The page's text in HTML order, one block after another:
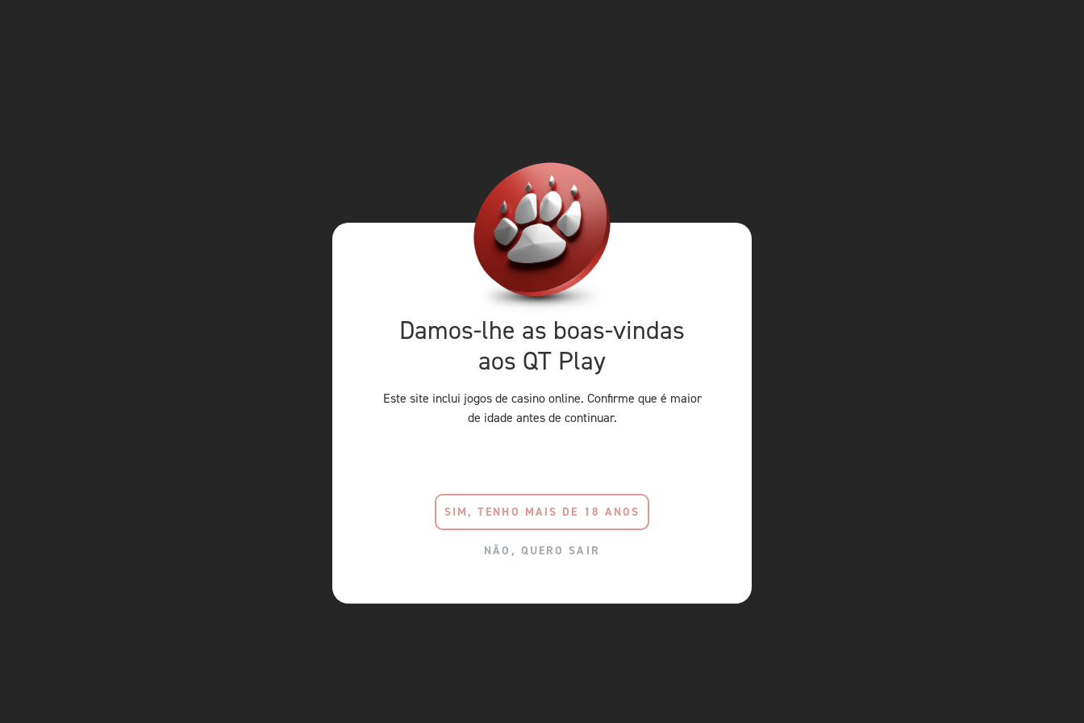
Damos-lhe as boas-vindas
aos QT Play
Este site inclui jogos de casino online. Confirme que é maior
de idade antes de continuar.
SIM, TENHO MAIS DE 18 ANOS
NÃO, QUERO SAIR